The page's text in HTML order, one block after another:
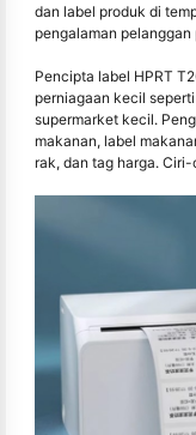
dan label produk di
pengalaman pelanggan
Pencipta label HPRT
perniagaan kecil
supermarket kecil.
makanan, label
rak, dan tag harga.